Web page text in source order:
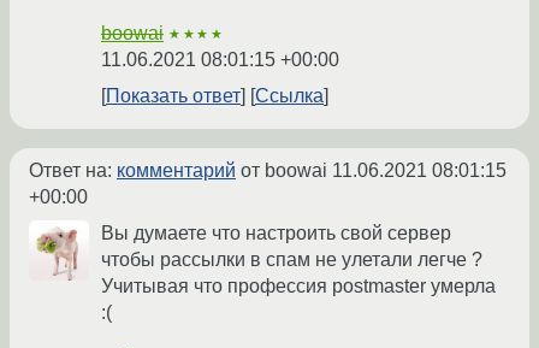
boowai ★★★★
11.06.2021 08:01:15 +00:00
Показать ответ
Ссылка
Ответ на: комментарий от boowai 11.06.2021 08:01:15
+00:00
Вы думаете что настроить свой сервер
чтобы рассылки в спам не улетали легче ?
Учитывая что профессия postmaster умерла
:(